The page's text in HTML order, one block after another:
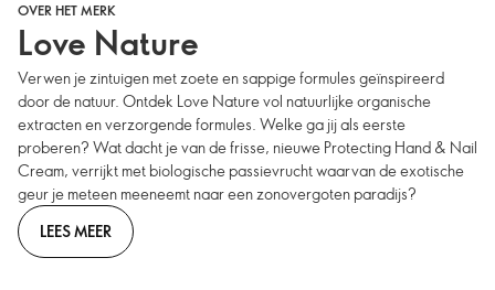
OVER HET MERK
Love Nature
Verwen je zintuigen met zoete en sappige formules geïnspireerd
door de natuur. Ontdek Love Nature vol natuurlijke organische
extracten en verzorgende formules. Welke ga jij als eerste
proberen? Wat dacht je van de frisse, nieuwe Protecting Hand & Nail
Cream, verrijkt met biologische passievrucht waarvan de exotische
geur je meteen meeneemt naar een zonovergoten paradijs?
LEES MEER